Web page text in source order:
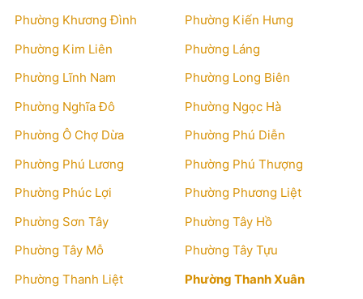
Phường Khương Đình
Phường Kiến Hưng
Phường Kim Liên
Phường Láng
Phường Lĩnh Nam
Phường Long Biên
Phường Nghĩa Đô
Phường Ngọc Hà
Phường Ô Chợ Dừa
Phường Phú Diễn
Phường Phú Lương
Phường Phú Thượng
Phường Phúc Lợi
Phường Phương Liệt
Phường Sơn Tây
Phường Tây Hồ
Phường Tây Mỗ
Phường Tây Tựu
Phường Thanh Liệt
Phường Thanh Xuân